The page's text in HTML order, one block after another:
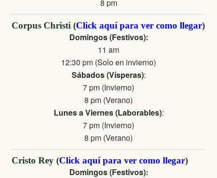
8 pm
Corpus Christi (Click aquí para ver como llegar)
Domingos (Festivos):
11 am
12:30 pm (Solo en invierno)
Sábados (Vísperas):
7 pm (Invierno)
8 pm (Verano)
Lunes a Viernes (Laborables):
7 pm (Invierno)
8 pm (Verano)
Cristo Rey (Click aquí para ver como llegar)
Domingos (Festivos):